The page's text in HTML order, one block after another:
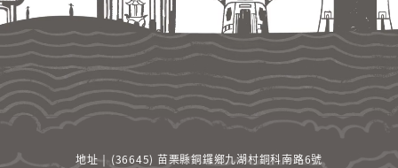
地址 ￨ (36645) 苗栗縣銅鑼鄉九湖村銅科南路6號